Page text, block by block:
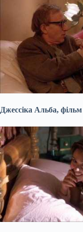
Джессіка Альба,